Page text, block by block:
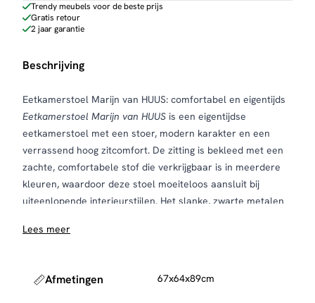
Trendy meubels voor de beste prijs
Gratis retour
2 jaar garantie
Beschrijving
Eetkamerstoel Marijn van HUUS: comfortabel en eigentijds
Eetkamerstoel Marijn van HUUS is een eigentijdse
eetkamerstoel met een stoer, modern karakter en een
verrassend hoog zitcomfort. De zitting is bekleed met een
zachte, comfortabele stof die verkrijgbaar is in meerdere
kleuren, waardoor deze stoel moeiteloos aansluit bij
uiteenlopende interieurstijlen. Het slanke, zwarte metalen
krachtige uitstraling en zorgt tegelijkertijd voor stabiliteit.
gezellige avonden aan tafel.
Lees meer
Afmetingen 67x64x89cm